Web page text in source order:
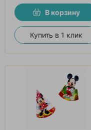
В корзину
Купить в 1 клик